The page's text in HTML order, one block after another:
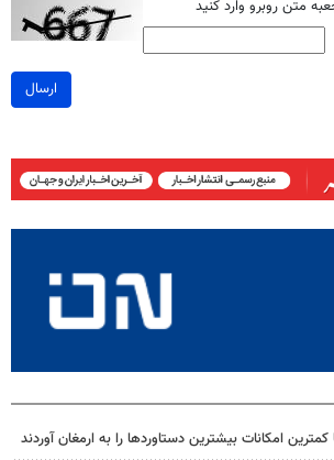
متن روبرو وارد کنید
ارسال
کمترین امکانات بیشترین دستاوردها را به ارمغان آوردند